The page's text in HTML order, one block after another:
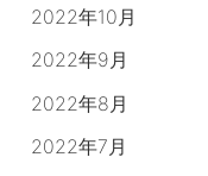
2022年10月
2022年9月
2022年8月
2022年7月